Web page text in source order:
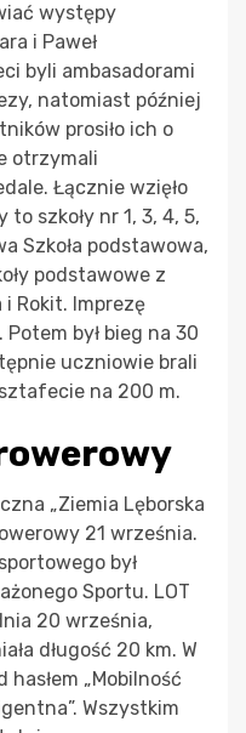
występy
i Paweł
byli ambasadorami
natomiast później
prosiło ich o
otrzymali
Łącznie wzięło
to szkoły nr 1, 3, 4, 5,
Szkoła podstawowa,
podstawowe z
i Rokit. Imprezę
był bieg na 30
uczniowie brali
na 200 m.
„Ziemia Lęborska
21 września.
był
Sportu. LOT
20 września,
długość 20 km. W
hasłem „Mobilność
Wszystkim